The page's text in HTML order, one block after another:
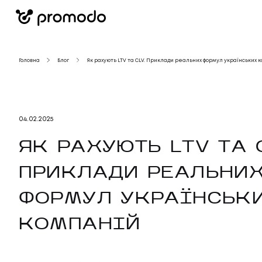
Головна Блог Як рахують LTV та CLV. Приклади реальних формул українських
04. 02 2025
ЯК РАХУЮТЬ LTV ТА
ПРИКЛАДИ
ФОРМУЛ
КОМПАНІЙ